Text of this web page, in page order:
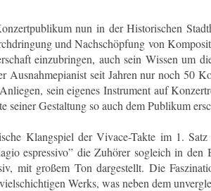
nun in der Historischen
und Nachschöpfung von
einzubringen, auch sein Wissen um
Ausnahmepianist seit Jahren nur noch 50
sein eigenes Instrument auf
seiner Gestaltung so auch dem Publikum
Klangspiel der Vivace-Takte im 1.
espressivo” die Zuhörer sogleich in
mit großem Ton dargestellt. Die
Werks, was neben dem